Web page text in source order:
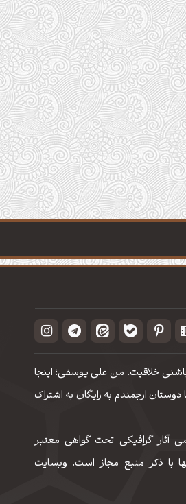
خلاقیت. من علی یوسفی؛ اینجا
ارجمندم به رایگان به اشتراک
آثار گرافیکی تحت گواهی معتبر
با ذکر منبع مجاز است. وبسایت